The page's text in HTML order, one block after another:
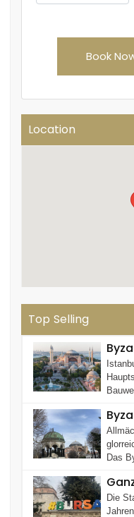
Book
Location
Top Selling
Das
Die